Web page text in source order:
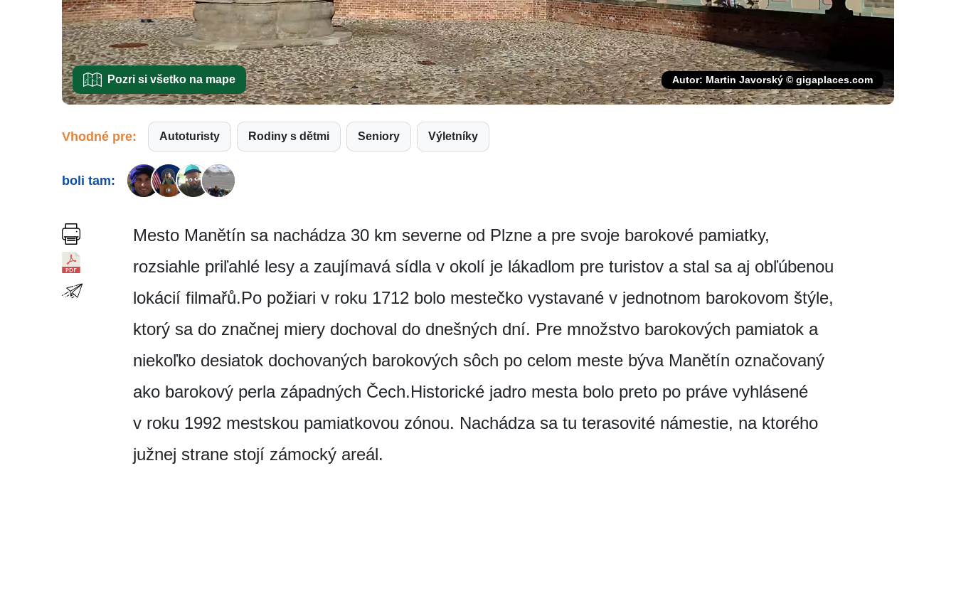
Pozri si všetko na mape Autor: Martin Javorský © gigaplaces.com
Vhodné pre: Autoturisty Rodiny s dětmi Seniory Výletníky
boli tam:
Mesto Manětín sa nachádza 30 km severne od Plzne a pre svoje barokové pamiatky,
rozsiahle priľahlé lesy a zaujímavá sídla v okolí je lákadlom pre turistov a stal sa aj obľúbenou
lokácií filmařů.Po požiari v roku 1712 bolo mestečko vystavané v jednotnom barokovom štýle,
ktorý sa do značnej miery dochoval do dnešných dní. Pre množstvo barokových pamiatok a
niekoľko desiatok dochovaných barokových sôch po celom meste býva Manětín označovaný
ako barokový perla západných Čech.Historické jadro mesta bolo preto po práve vyhlásené
v roku 1992 mestskou pamiatkovou zónou. Nachádza sa tu terasovité námestie, na ktorého
južnej strane stojí zámocký areál.